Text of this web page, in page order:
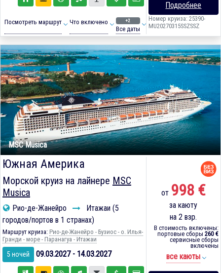
Посмотреть маршрут Что включено +2
Все даты
Подробнее
Номер круиза: 25390-
MU20270315SSZSSZ
MSC Musica
Южная Америка
Морской круиз на лайнере MSC
Musica
Рио-де-Жанейро
Итажаи (5
городов/портов в 1 странах)
Маршрут круиза: Рио-де-Жанейро - Бузиос - о. Илья-
Гранди - море - Паранагуа - Итажаи
5 ночей 09.03.2027 - 14.03.2027
от 998 €
за каюту
на 2 взр.
В стоимость включены:
портовые сборы 260 €
сервисные сборы
включены
все каюты